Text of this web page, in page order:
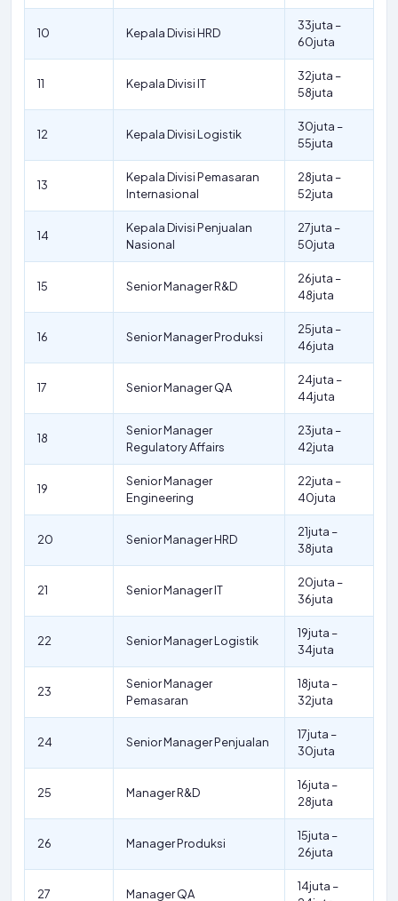
10 Kepala Divisi HRD
33juta –
60juta
11 Kepala Divisi IT
32juta –
58juta
12 Kepala Divisi Logistik
30juta –
55juta
13
Kepala Divisi Pemasaran
Internasional
28juta –
52juta
14
Kepala Divisi Penjualan
Nasional
27juta –
50juta
15 Senior Manager R&D
26juta –
48juta
16 Senior Manager Produksi
25juta –
46juta
17 Senior Manager QA
24juta –
44juta
18
Senior Manager
Regulatory Affairs
23juta –
42juta
19
Senior Manager
Engineering
22juta –
40juta
20 Senior Manager HRD
21juta –
38juta
21 Senior Manager IT
20juta –
36juta
22 Senior Manager Logistik
19juta –
34juta
23
Senior Manager
Pemasaran
18juta –
32juta
24 Senior Manager Penjualan
17juta –
30juta
25 Manager R&D
16juta –
28juta
26 Manager Produksi
15juta –
26juta
27 Manager QA
14juta –